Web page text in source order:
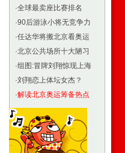
·全球最卖座比赛排名
·90后游泳小将无竞争力
·任达华将搬北京看奥运
·北京公共场所十大陋习
·组图:冒牌刘翔惊现上海
·刘翔恋上体坛女杰？
·解读北京奥运筹备热点